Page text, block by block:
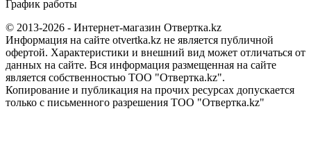
График работы
© 2013-2026 - Интернет-магазин Отвертка.kz
Информация на сайте otvertka.kz не является публичной
офертой. Характеристики и внешний вид может отличаться от
данных на сайте. Вся информация размещенная на сайте
является собственностью ТОО "Отвертка.kz".
Копирование и публикация на прочих ресурсах допускается
только с письменного разрешения ТОО "Отвертка.kz"